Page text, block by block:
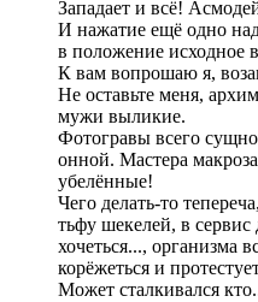
Западает и всё!
И нажатие ещё одно
в положение исходное
К вам вопрошаю я,
Не оставьте меня,
мужи выликие.
Фотогравы всего
онной. Мастера
убелённые!
Чего делать-то
тьфу шекелей, в сервис
хочеться..., организма
корёжеться и
Может сталкивался